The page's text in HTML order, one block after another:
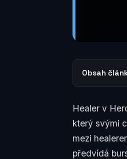
Obsah
Healer v
který svými
mezi
předvídá